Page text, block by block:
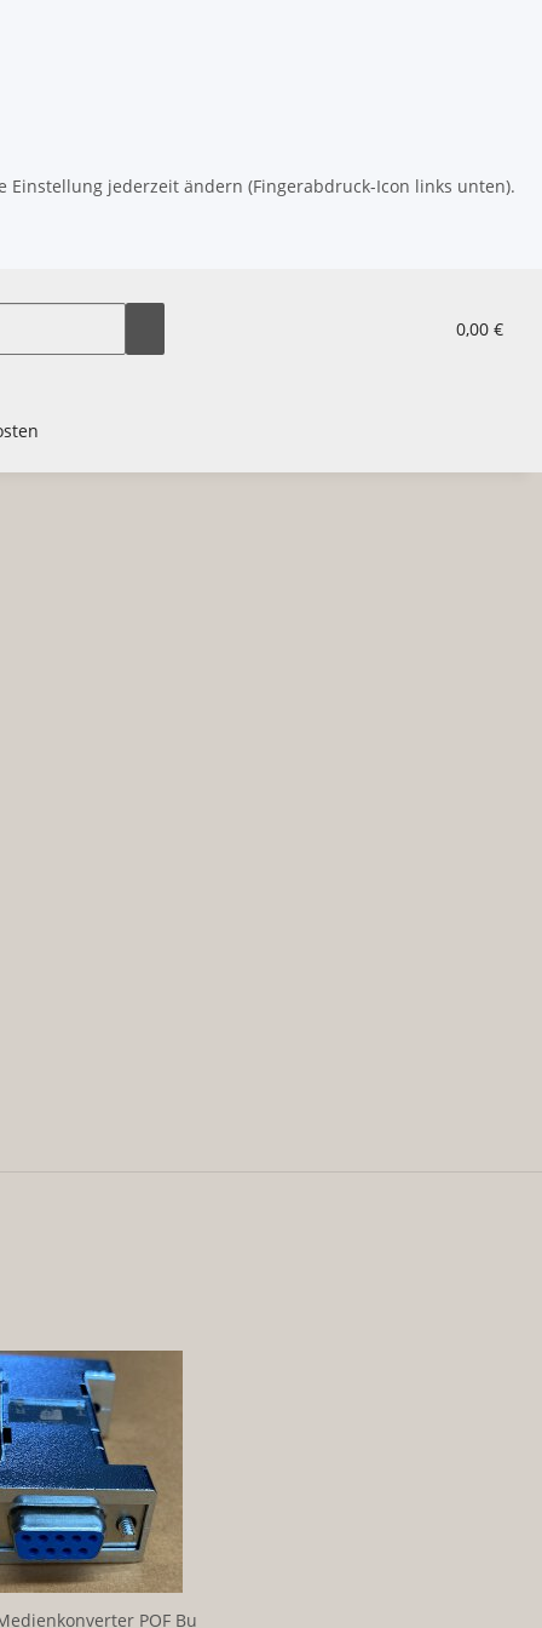
Einstellung jederzeit ändern (Fingerabdruck-Icon links unten).
0,00 €
POF Bu